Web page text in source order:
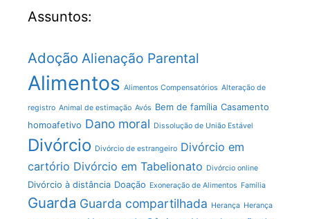
Assuntos:
Adoção Alienação Parental
Alimentos Alimentos Compensatórios Alteração de
registro Animal de estimação Avós Bem de família Casamento
homoafetivo Dano moral Dissolução de União Estável
Divórcio Divórcio de estrangeiro Divórcio em
cartório Divórcio em Tabelionato Divórcio online
Divórcio à distância Doação Exoneração de Alimentos Família
Guarda Guarda compartilhada Herança Herança